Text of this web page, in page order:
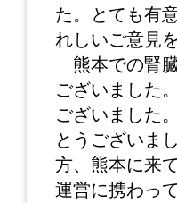
た。とても有
れしいご意見
熊本での腎
ございました
ございました
とうございま
方、熊本に来
運営に携わっ